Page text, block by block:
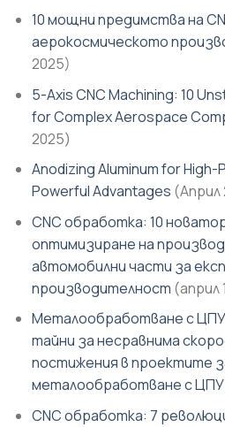
10 мощни предимства на
аерокосмическото
2025)
5-Axis CNC Machining: 10
for Complex Aerospace
2025)
Anodizing Aluminum for
Powerful Advantages (Април
CNC обработка: 10
оптимизиране на
автомобилни части за
производителност (април
Металообработване с
тайни за несравнима
постижения в проектите
металообработване с ЦПУ
CNC обработка: 7